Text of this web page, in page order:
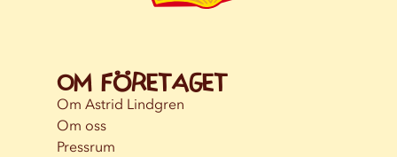
Om företaget
Om Astrid Lindgren
Om oss
Pressrum